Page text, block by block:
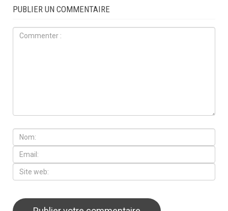
PUBLIER UN COMMENTAIRE